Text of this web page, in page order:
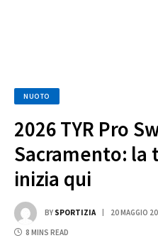
NUOTO
2026 TYR Pro
Sacramento: la
inizia qui
BY SPORTIZIA 20 MAGGIO
8 MINS READ